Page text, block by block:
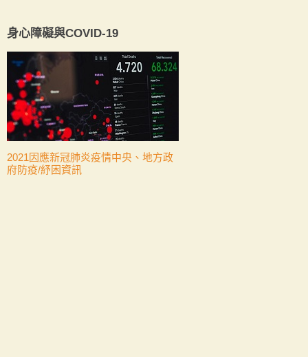
身心障礙與COVID-19
2021因應新冠肺炎疫情中央、地方政
府防疫/紓困資訊